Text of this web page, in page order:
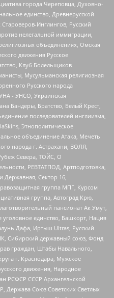
города Череповца, Духовно-
единство, Древнерусской
Инглингов, Русский
нелегальной иммиграции,
объединениях, Омская
движения Русское
Клуб Болельщиков
Мусульманская религиозная
Русского народа
- УНСО, Украинская
Бандеры, Братство, Белый Крест,
последователей инглиизма,
Этнополитическое
объединение Атака, Мечеть
народа г. Астрахани, ВОЛЯ,
Севера, ТОЙС, О
РЕВТАТПОД, Артподготовка,
Сектор 16,
группа МПГ, Курсом
группа, Автоград Крю,
пансионат Ак Умут,
уголовное единство, Башкорт, Нация
Дафа, Иртыш Ultras, Русский
Сибирский державный союз, Фонд
граждан, Штабы Навального,
г. Краснодара, Мужское
движения, Народное
РСФСР СССР Архангельской
Держава Союз Советских Светлых